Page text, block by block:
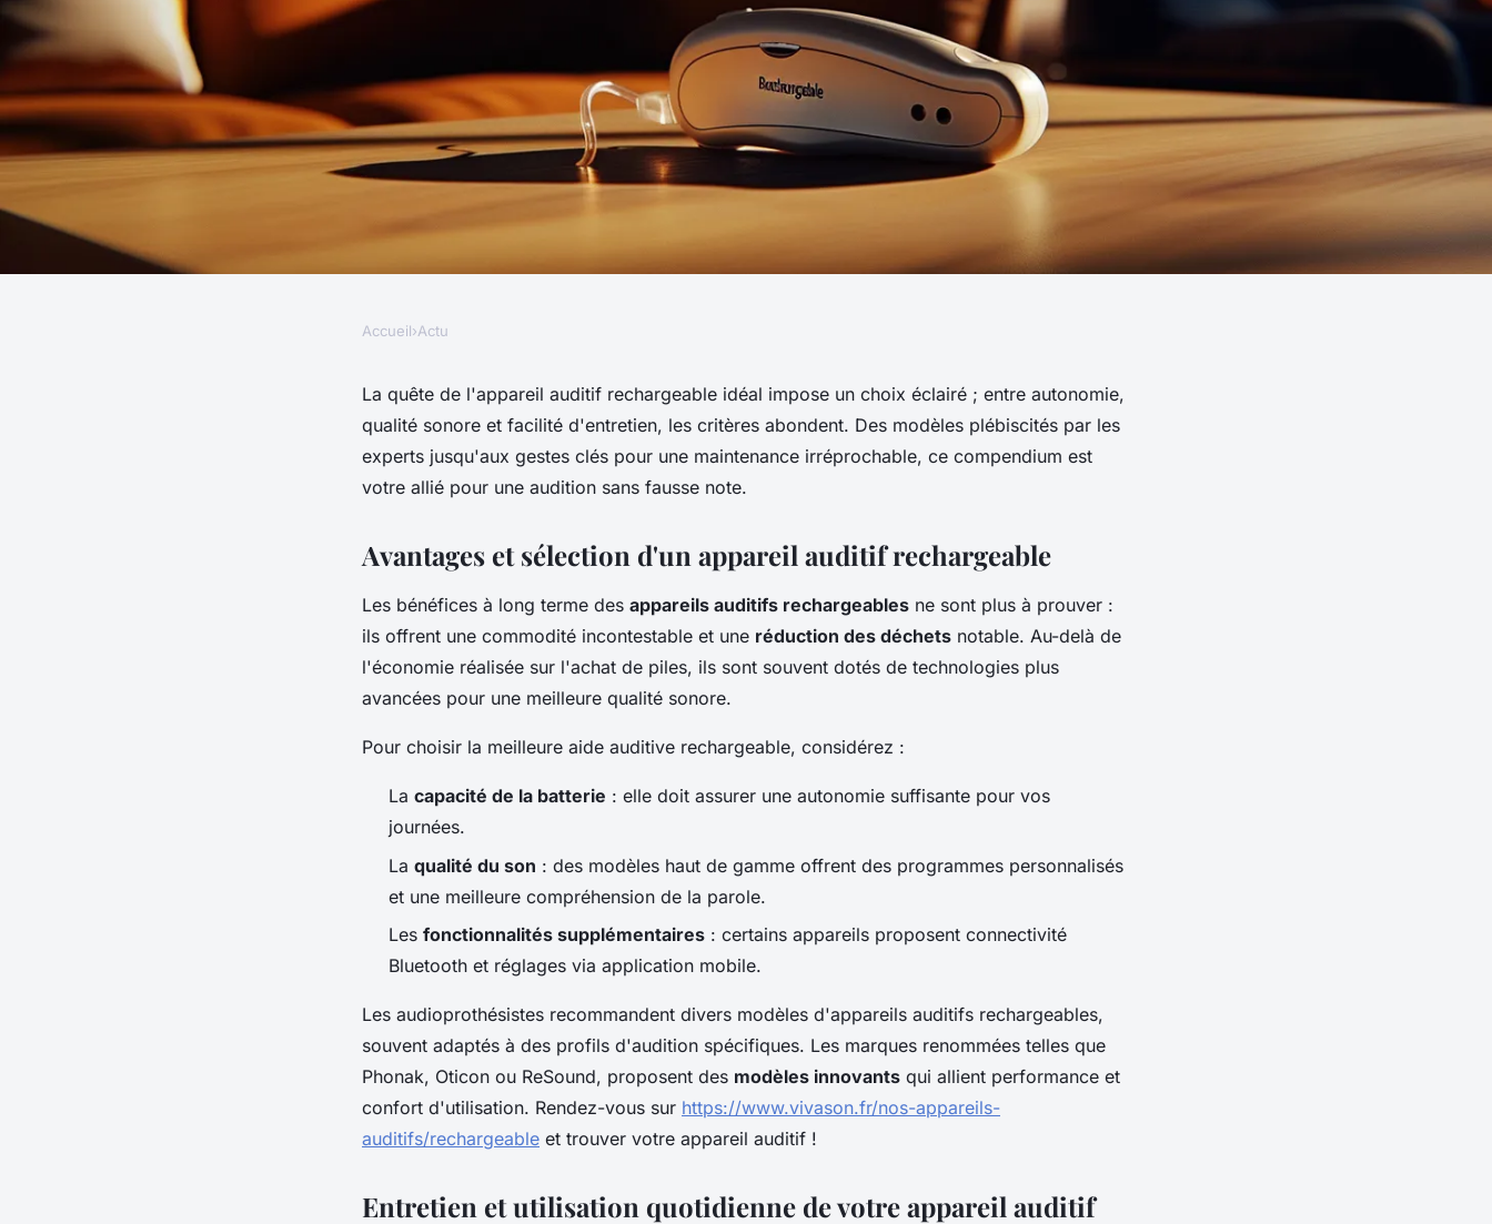
Appareil auditif rechargeable :
conseils d'achat, d'utilisation et
d'entretien du produit
Accueil›Actu
La quête de l'appareil auditif rechargeable idéal impose un choix éclairé ; entre autonomie,
qualité sonore et facilité d'entretien, les critères abondent. Des modèles plébiscités par les
experts jusqu'aux gestes clés pour une maintenance irréprochable, ce compendium est
votre allié pour une audition sans fausse note.
Avantages et sélection d'un appareil auditif rechargeable
Les bénéfices à long terme des appareils auditifs rechargeables ne sont plus à prouver :
ils offrent une commodité incontestable et une réduction des déchets notable. Au-delà de
l'économie réalisée sur l'achat de piles, ils sont souvent dotés de technologies plus
avancées pour une meilleure qualité sonore.
Pour choisir la meilleure aide auditive rechargeable, considérez :
La capacité de la batterie : elle doit assurer une autonomie suffisante pour vos
journées.
La qualité du son : des modèles haut de gamme offrent des programmes personnalisés
et une meilleure compréhension de la parole.
Les fonctionnalités supplémentaires : certains appareils proposent connectivité
Bluetooth et réglages via application mobile.
Les audioprothésistes recommandent divers modèles d'appareils auditifs rechargeables,
souvent adaptés à des profils d'audition spécifiques. Les marques renommées telles que
Phonak, Oticon ou ReSound, proposent des modèles innovants qui allient performance et
confort d'utilisation. Rendez-vous sur https://www.vivason.fr/nos-appareils-
auditifs/rechargeable et trouver votre appareil auditif !
Entretien et utilisation quotidienne de votre appareil auditif